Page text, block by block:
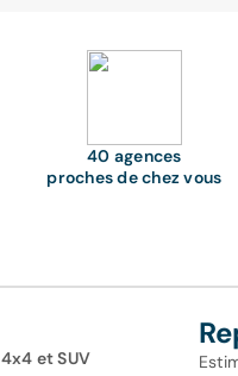
40 agences
proches de chez vous
4x4 et SUV